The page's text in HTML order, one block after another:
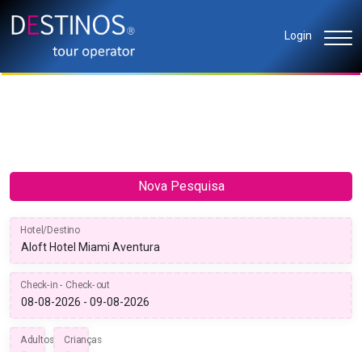
Login
Nova Pesquisa
Hotel/Destino
Check-in - Check-out
Adultos Crianças